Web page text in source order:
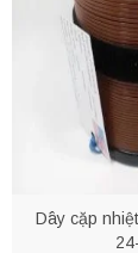
Dây cặp